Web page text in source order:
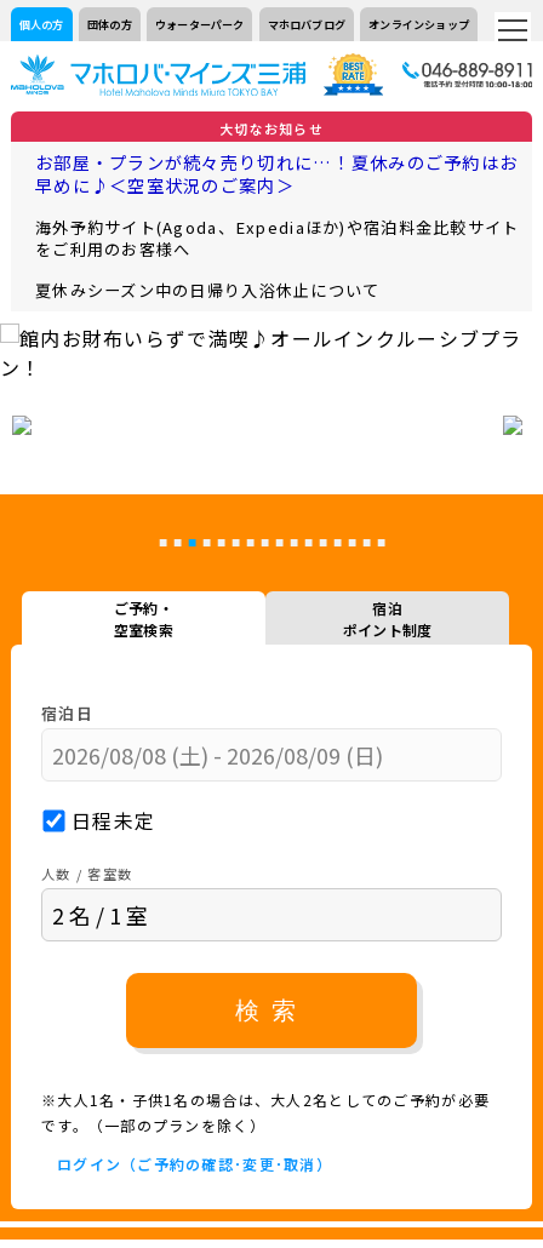
個人の方 団体の方 ウォーターパーク マホロバブログ オンラインショップ
大切なお知らせ
お部屋・プランが続々売り切れに…！夏休みのご予約はお
早めに♪＜空室状況のご案内＞
海外予約サイト(Agoda、Expediaほか)や宿泊料金比較サイト
をご利用のお客様へ
夏休みシーズン中の日帰り入浴休止について
ご予約・
空室検索
宿泊
ポイント制度
宿泊日
日程未定
人数 / 客室数
検索
※大人1名・子供1名の場合は、大人2名としてのご予約が必要
です。（一部のプランを除く）
ログイン（ご予約の確認･変更･取消）